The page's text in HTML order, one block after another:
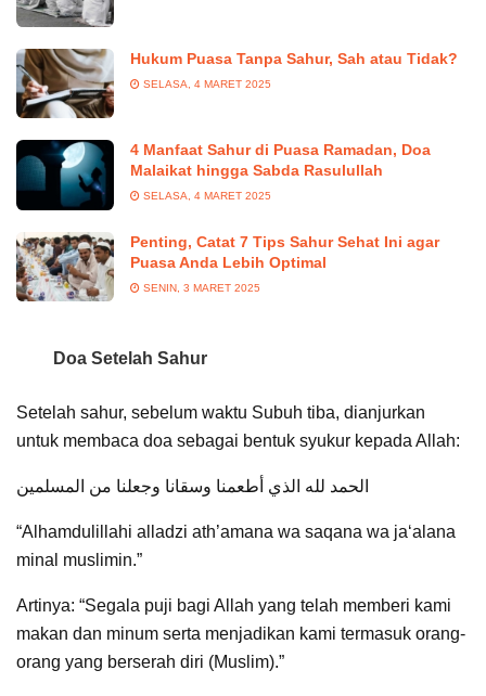
Hukum Puasa Tanpa Sahur, Sah atau Tidak?
SELASA, 4 MARET 2025
4 Manfaat Sahur di Puasa Ramadan, Doa
Malaikat hingga Sabda Rasulullah
SELASA, 4 MARET 2025
Penting, Catat 7 Tips Sahur Sehat Ini agar
Puasa Anda Lebih Optimal
SENIN, 3 MARET 2025
Doa Setelah Sahur
Setelah sahur, sebelum waktu Subuh tiba, dianjurkan
untuk membaca doa sebagai bentuk syukur kepada Allah:
الحمد لله الذي أطعمنا وسقانا وجعلنا من المسلمين
“Alhamdulillahi alladzi ath’amana wa saqana wa ja‘alana
minal muslimin.”
Artinya: “Segala puji bagi Allah yang telah memberi kami
makan dan minum serta menjadikan kami termasuk orang-
orang yang berserah diri (Muslim).”